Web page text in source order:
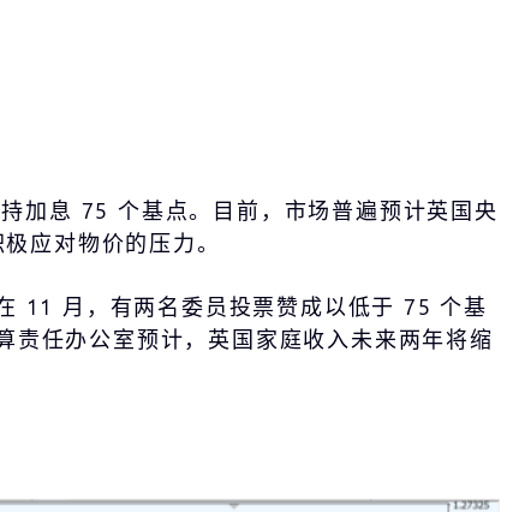
加息 75 个基点。目前，市场普遍预计英国央
应对物价的压力。
11 月，有两名委员投票赞成以低于 75 个基
责任办公室预计，英国家庭收入未来两年将缩